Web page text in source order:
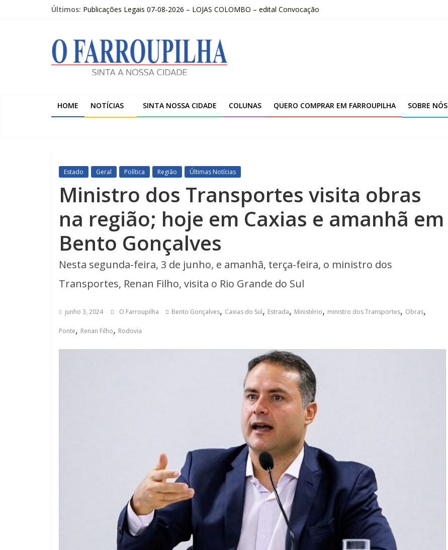
Últimos: Publicações Legais 07-08-2026 – LOJAS COLOMBO – edital Convocação
Farroupilha recebe o 5º Festival de Inverno da Escola Pública de Música
Projeto do Moinhos de Vento ultrapassa 900 atendimentos a vítimas da enchente de 2024
O
Farroupilha
Nossa
HOME NOTÍCIAS SINTA NOSSA CIDADE COLUNAS QUERO COMPRAR EM FARROUPILHA SOBRE NÓS
Estado Geral Política Região Últimas Notícias
Ministro dos Transportes visita obras
na região; hoje em Caxias e amanhã em
Bento Gonçalves
Nesta segunda-feira, 3 de junho, e amanhã, terça-feira, o ministro dos
Transportes, Renan Filho, visita o Rio Grande do Sul
junho 3, 2024 O Farroupilha Bento Gonçalves, Caxias do Sul, Estrada, Ministério, ministro dos Transportes, Obras,
Ponte, Renan Filho, Rodovia